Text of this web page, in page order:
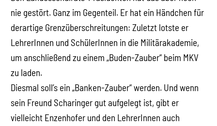
nie gestört. Ganz im Gegenteil. Er hat ein Händchen für
derartige Grenzüberschreitungen: Zuletzt lotste er
LehrerInnen und SchülerInnen in die Militärakademie,
um anschließend zu einem „Buden-Zauber“ beim MKV
zu laden.
Diesmal soll’s ein „Banken-Zauber“ werden. Und wenn
sein Freund Scharinger gut aufgelegt ist, gibt er
vielleicht Enzenhofer und den LehrerInnen auch